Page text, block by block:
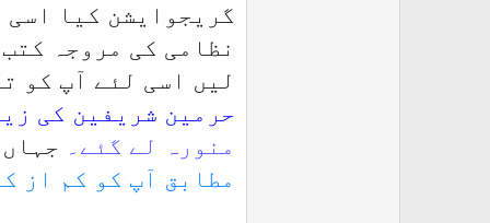
گریجوایشن کیا اسی
نظامی کی مروجہ
لیں اسی لئے آپ کو تقریباً 17 زبانوں پر عبور حاصل تھا۔ مولانا
حرمین شریفین کی زیارت 11سال کی
منورہ لے گئے۔
مطابق آپ کو کم از کم 16مرتبہ حج بیت اللہ کی سعادت حاصل ہوئی اور آپ نے لاتعداد